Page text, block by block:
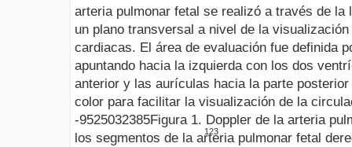
123
arteria pulmonar fetal se realizó a través de la
un plano transversal a nivel de la
cardiacas. El área de evaluación fue definida
apuntando hacia la izquierda con los dos
anterior y las aurículas hacia la parte
color para facilitar la visualización de la
-9525032385Figura 1. Doppler de la arteria
los segmentos de la arteria pulmonar fetal